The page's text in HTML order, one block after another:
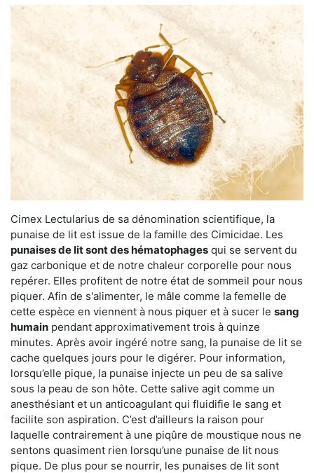
Cimex Lectularius de sa dénomination scientifique, la
punaise de lit est issue de la famille des Cimicidae. Les
punaises de lit sont des hématophages qui se servent du
gaz carbonique et de notre chaleur corporelle pour nous
repérer. Elles profitent de notre état de sommeil pour nous
piquer. Afin de s'alimenter, le mâle comme la femelle de
cette espèce en viennent à nous piquer et à sucer le sang
humain pendant approximativement trois à quinze
minutes. Après avoir ingéré notre sang, la punaise de lit se
cache quelques jours pour le digérer. Pour information,
lorsqu’elle pique, la punaise injecte un peu de sa salive
sous la peau de son hôte. Cette salive agit comme un
anesthésiant et un anticoagulant qui fluidifie le sang et
facilite son aspiration. C’est d’ailleurs la raison pour
laquelle contrairement à une piqûre de moustique nous ne
sentons quasiment rien lorsqu’une punaise de lit nous
pique. De plus pour se nourrir, les punaises de lit sont